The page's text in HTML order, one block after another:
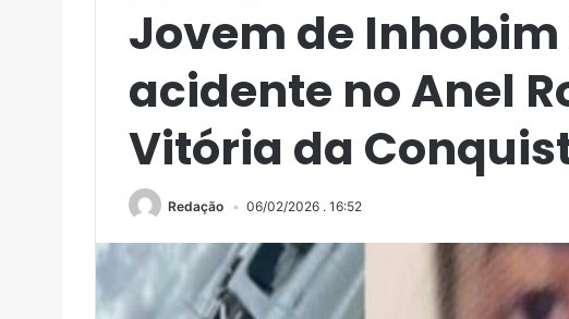
Jovem de
acidente no Anel
Vitória da
Redação 06/02/2026 . 16:52